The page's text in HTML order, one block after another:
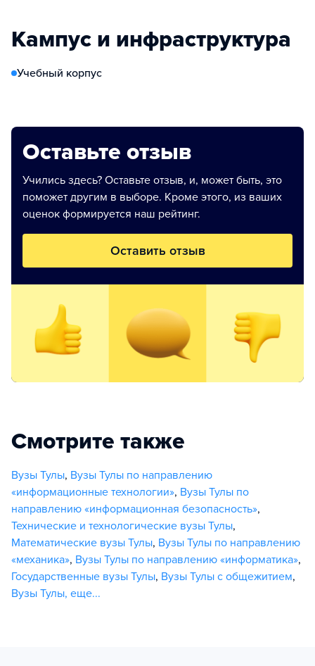
Кампус и инфраструктура
Учебный корпус
Оставьте отзыв
Учились здесь? Оставьте отзыв, и, может быть, это
поможет другим в выборе. Кроме этого, из ваших
оценок формируется наш рейтинг.
Оставить отзыв
Смотрите также
Вузы Тулы, Вузы Тулы по направлению
«информационные технологии», Вузы Тулы по
направлению «информационная безопасность»,
Технические и технологические вузы Тулы,
Математические вузы Тулы, Вузы Тулы по направлению
«механика», Вузы Тулы по направлению «информатика»,
Государственные вузы Тулы, Вузы Тулы с общежитием,
Вузы Тулы, еще...